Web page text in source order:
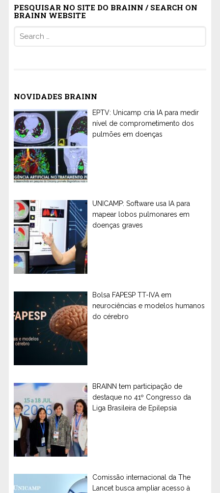
PESQUISAR NO SITE DO BRAINN / SEARCH ON
BRAINN WEBSITE
for:
NOVIDADES BRAINN
EPTV: Unicamp cria IA para medir
nível de comprometimento dos
pulmões em doenças
UNICAMP: Software usa IA para
mapear lobos pulmonares em
doenças graves
Bolsa FAPESP TT-IVA em
neurociências e modelos humanos
do cérebro
BRAINN tem participação de
destaque no 41º Congresso da
Liga Brasileira de Epilepsia
Comissão internacional da The
Lancet busca ampliar acesso à